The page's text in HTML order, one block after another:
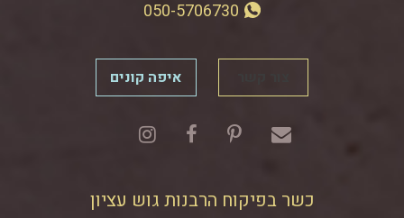
איפה קונים
כשר בפיקוח הרבנות גוש עציון